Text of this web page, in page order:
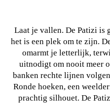
Laat je vallen. De Patizi is
het is een plek om te zijn.
omarmt je letterlijk,
uitnodigt om nooit meer
banken rechte lijnen
Ronde hoeken, een
prachtig silhouet. De